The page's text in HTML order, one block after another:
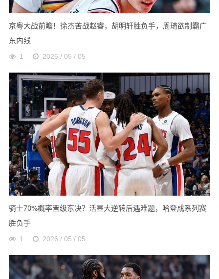
京粤大战前瞻！徐杰苦战赵睿，胡明轩胜负手，周琦欲制霸广
东内线
1 2026 / 05 / 05
骑士70%概率晋级东决？活塞大逆转后遇难题，哈登成系列赛
胜负手
1 2026 / 05 / 05